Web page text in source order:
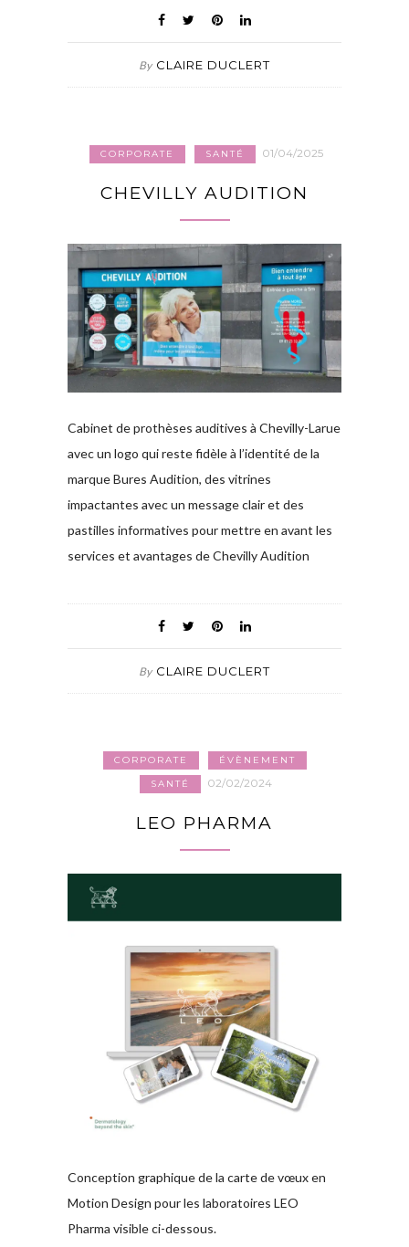
By CLAIRE DUCLERT
CORPORATE SANTÉ 01/04/2025
CHEVILLY AUDITION
Cabinet de prothèses auditives à Chevilly-Larue
avec un logo qui reste fidèle à l’identité de la
marque Bures Audition, des vitrines
impactantes avec un message clair et des
pastilles informatives pour mettre en avant les
services et avantages de Chevilly Audition
By CLAIRE DUCLERT
CORPORATE
ÉVÈNEMENT
SANTÉ
02/02/2024
LEO PHARMA
Conception graphique de la carte de vœux en
Motion Design pour les laboratoires LEO
Pharma visible ci-dessous.